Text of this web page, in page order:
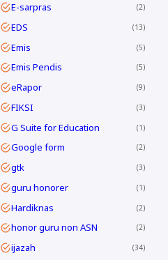
E-sarpras 2
EDS 13
Emis 5
Emis Pendis 5
eRapor 9
FIKSI 3
G Suite for Education 1
Google form 2
gtk 3
guru honorer 1
Hardiknas 2
honor guru non ASN 2
ijazah 34